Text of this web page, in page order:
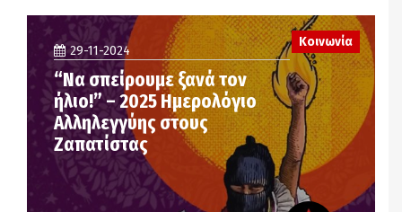
Κοινωνία
29-11-2024
“Να σπείρουμε ξανά τον
ήλιο!” – 2025 Ημερολόγιο
Αλληλεγγύης στους
Ζαπατίστας